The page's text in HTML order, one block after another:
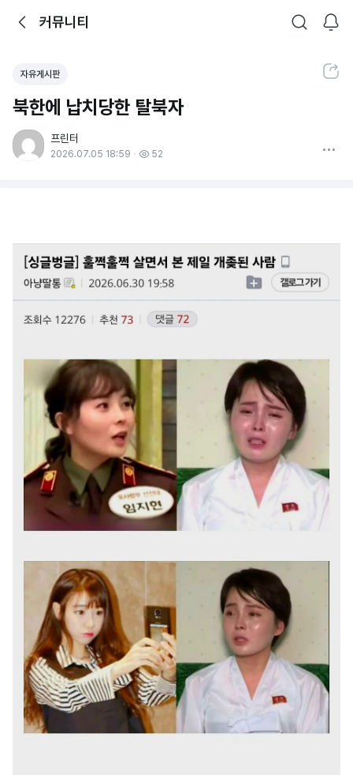
뒤로가기커뮤니티
커뮤니티
검색
알림
공유하기
자유게시판
북한에 납치당한 탈북자
프린터
2026.07.05 18:59 52